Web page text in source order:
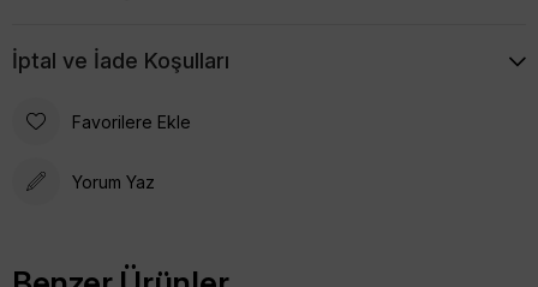
İptal ve İade Koşulları
Favorilere Ekle
Yorum Yaz